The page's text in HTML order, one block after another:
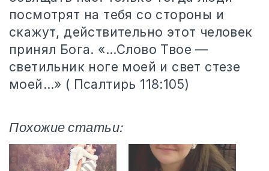
посмотрят на тебя со стороны и
скажут, действительно этот человек
принял Бога. «…Слово Твое —
светильник ноге моей и свет стезе
моей…» ( Псалтирь 118:105)
Похожие статьи: